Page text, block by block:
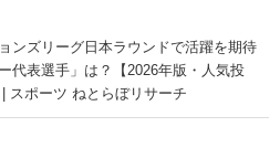
ンズリーグ日本ラウンドで活躍を期待
代表選手」は？【2026年版・人気投
スポーツ ねとらぼリサーチ